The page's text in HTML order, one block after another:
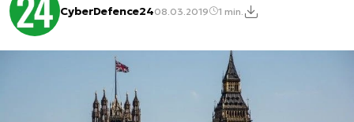
CyberDefence2408.03.2019 1 min.